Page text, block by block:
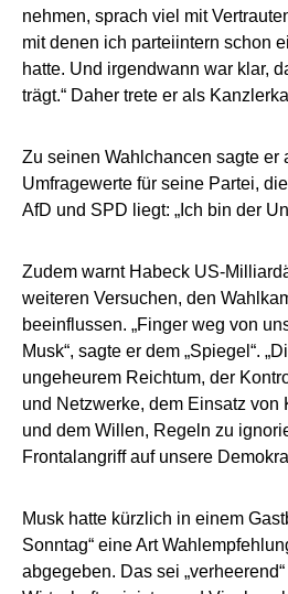
nehmen, sprach viel mit
mit denen ich parteiintern schon
hatte. Und irgendwann war klar,
trägt.“ Daher trete er als
Zu seinen Wahlchancen sagte er
Umfragewerte für seine Partei,
AfD und SPD liegt: „Ich bin der
Zudem warnt Habeck US-
weiteren Versuchen, den
beeinflussen. „Finger weg von
Musk“, sagte er dem „Spiegel“.
ungeheurem Reichtum, der
und Netzwerke, dem Einsatz von
und dem Willen, Regeln zu
Frontalangriff auf unsere
Musk hatte kürzlich in einem
Sonntag“ eine Art
abgegeben. Das sei